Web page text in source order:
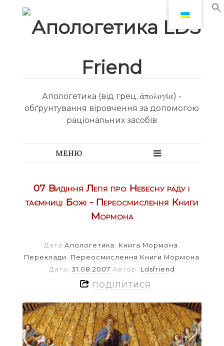
Апологетика (від грец. ἀπολογία) -
обґрунтування віровчення за допомогою
раціональних засобів
07 Видіння Легія про Небесну раду і
таємниці Божі - Переосмислення Книги
Мормона
Дата Апологетика , Книга Мормона ,
Переклади , Переосмислення Книги Мормона
Дата: 31.08.2007 Автор: Ldsfriend
ПОДІЛИТИСЯ